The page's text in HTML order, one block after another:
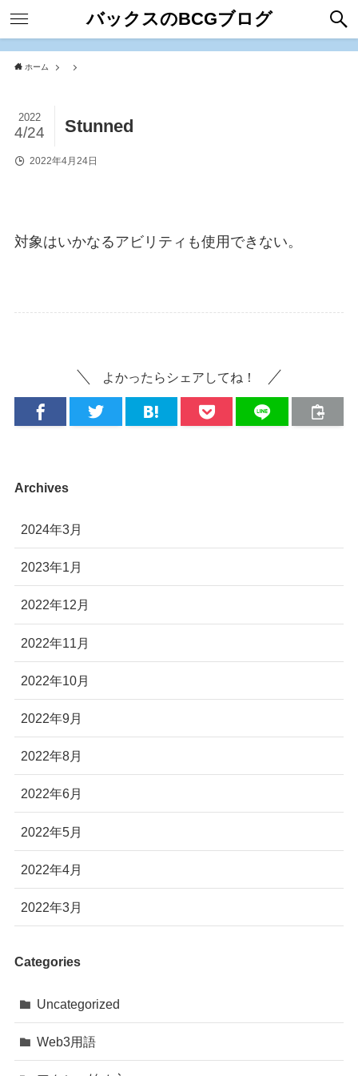
バックスのBCGブログ
ホーム
Stunned
2022
4/24
2022年4月24日
対象はいかなるアビリティも使用できない。
よかったらシェアしてね！
Archives
2024年3月
2023年1月
2022年12月
2022年11月
2022年10月
2022年9月
2022年8月
2022年6月
2022年5月
2022年4月
2022年3月
Categories
Uncategorized
Web3用語